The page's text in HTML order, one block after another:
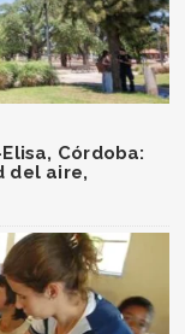
Córdoba:
del aire,